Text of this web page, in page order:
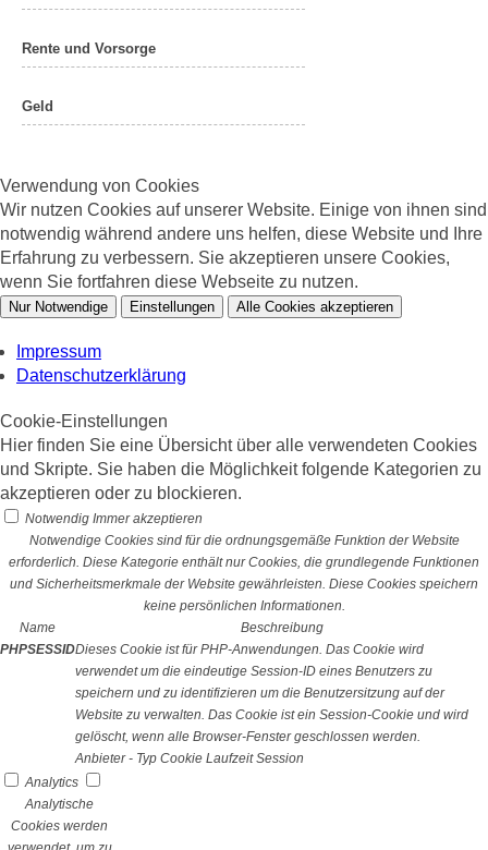
Rente und Vorsorge
Geld
Verwendung von Cookies
Wir nutzen Cookies auf unserer Website. Einige von ihnen sind
notwendig während andere uns helfen, diese Website und Ihre
Erfahrung zu verbessern. Sie akzeptieren unsere Cookies,
wenn Sie fortfahren diese Webseite zu nutzen.
Nur Notwendige Einstellungen Alle Cookies akzeptieren
Impressum
Datenschutzerklärung
Cookie-Einstellungen
Hier finden Sie eine Übersicht über alle verwendeten Cookies
und Skripte. Sie haben die Möglichkeit folgende Kategorien zu
akzeptieren oder zu blockieren.
Notwendig Immer akzeptieren
Notwendige Cookies sind für die ordnungsgemäße Funktion der Website
erforderlich. Diese Kategorie enthält nur Cookies, die grundlegende Funktionen
und Sicherheitsmerkmale der Website gewährleisten. Diese Cookies speichern
keine persönlichen Informationen.
Name
Beschreibung
PHPSESSIDDieses Cookie ist für PHP-Anwendungen. Das Cookie wird
verwendet um die eindeutige Session-ID eines Benutzers zu
speichern und zu identifizieren um die Benutzersitzung auf der
Website zu verwalten. Das Cookie ist ein Session-Cookie und wird
gelöscht, wenn alle Browser-Fenster geschlossen werden.
Anbieter - Typ Cookie Laufzeit Session
Analytics
Analytische
Cookies werden